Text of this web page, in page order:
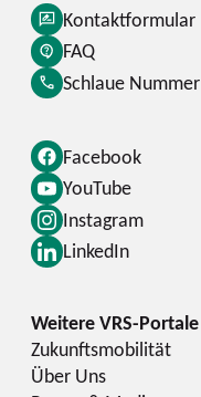
Facebook
YouTube
Instagram
LinkedIn
Kontaktformular
FAQ
Schlaue Nummer
Zukunftsmobilität
Über Uns